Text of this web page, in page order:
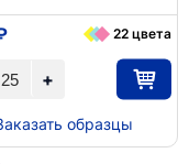
+
22 цвета
образцы